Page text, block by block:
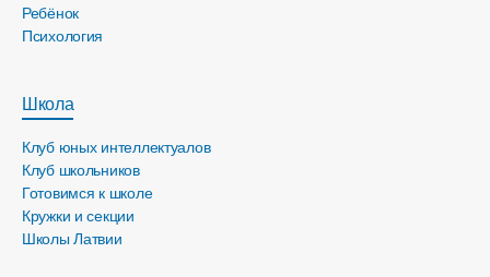
Ребёнок
Психология
Школа
Клуб юных интеллектуалов
Клуб школьников
Готовимся к школе
Кружки и секции
Школы Латвии